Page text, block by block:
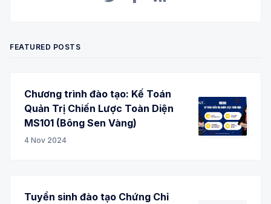
FEATURED POSTS
Chương trình đào tạo: Kế Toán
Quản Trị Chiến Lược Toàn Diện
MS101 (Bông Sen Vàng)
4 Nov 2024
Tuyển sinh đào tạo Chứng Chỉ